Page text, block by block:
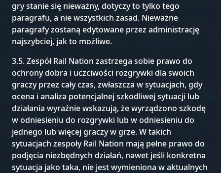
gry stanie się nieważny, dotyczy to tylko tego
paragrafu, a nie wszystkich zasad. Nieważne
paragrafy zostaną edytowane przez administrację
najszybciej, jak to możliwe.
3.5. Zespół Rail Nation zastrzega sobie prawo do
ochrony dobra i uczciwości rozgrywki dla swoich
graczy przez cały czas, zwłaszcza w sytuacjach, gdy
ocena i analiza potencjalnej szkodliwej sytuacji lub
działania wyraźnie wskazują, że wyrządzono szkodę
w odniesieniu do rozgrywki lub w odniesieniu do
jednego lub więcej graczy w grze. W takich
sytuacjach zespoły Rail Nation mają pełne prawo do
podjęcia niezbędnych działań, nawet jeśli konkretna
sytuacja jako taka, nie jest wymieniona w aktualnych